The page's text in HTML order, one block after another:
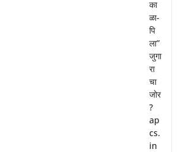
का
ळा-
पि
ला”
जुगा
रा
चा
जोर
?
ap
cs.
in